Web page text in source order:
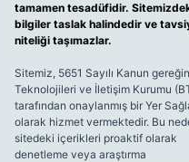
tamamen tesadüfidir.
bilgiler taslak halindedir ve
niteliği taşımazlar.
Sitemiz, 5651 Sayılı Kanun
Teknolojileri ve İletişim Kurumu
tarafından onaylanmış bir Yer
olarak hizmet vermektedir. Bu
sitedeki içerikleri proaktif olarak
denetleme veya araştırma